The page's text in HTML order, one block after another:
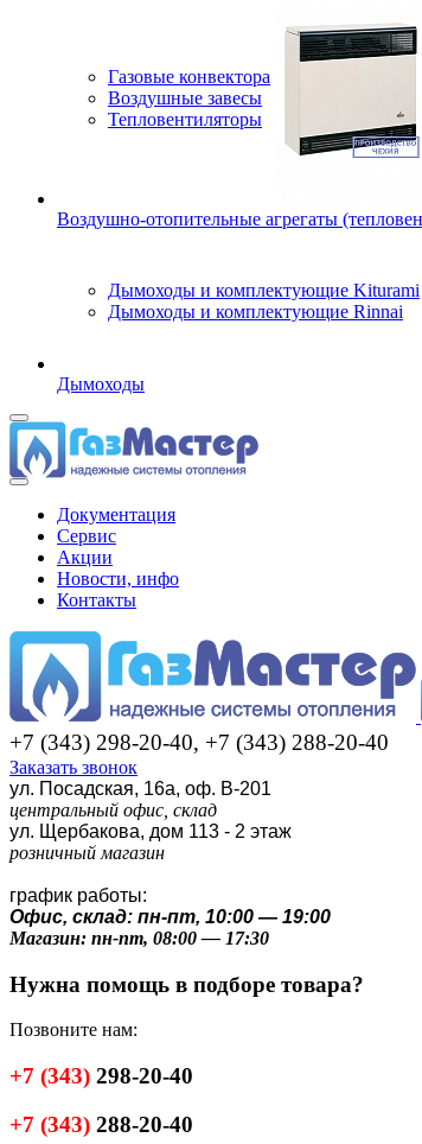
Газовые конвектора
Воздушные завесы
Тепловентиляторы
Воздушно-отопительные агрегаты
Дымоходы и комплектующие Kiturami
Дымоходы и комплектующие Rinnai
Дымоходы
Документация
Сервис
Акции
Новости, инфо
Контакты
+7 (343) 298-20-40, +7 (343) 288-20-40
Заказать звонок
ул. Посадская, 16а, оф. В-201
центральный офис, склад
ул. Щербакова, дом 113 - 2 этаж
розничный магазин
график работы:
Офис, склад: пн-пт, 10:00 — 19:00
Магазин: пн-пт, 08:00 — 17:30
Нужна помощь в подборе товара?
Позвоните нам:
+7 (343) 298-20-40
+7 (343) 288-20-40